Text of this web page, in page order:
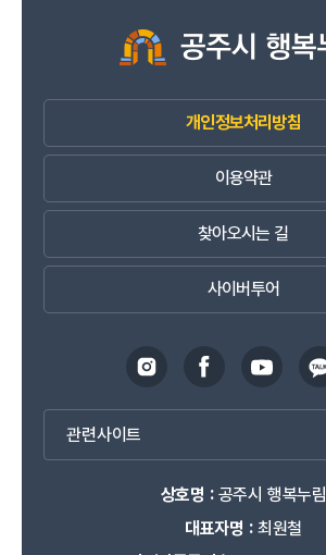
개인정보처리방침
이용약관
찾아오시는 길
사이버투어
관련사이트
상호명 :공주시 행복누림
대표자명 :최원철